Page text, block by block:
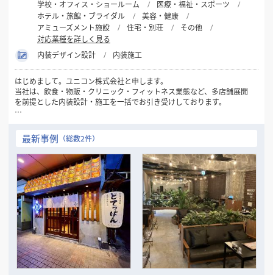
学校・オフィス・ショールーム
医療・福祉・スポーツ
ホテル・旅館・ブライダル
美容・健康
アミューズメント施設
住宅・別荘
その他
対応業種を詳しく見る
内装デザイン設計
内装施工
はじめまして。ユニコン株式会社と申します。
当社は、飲食・物販・クリニック・フィットネス業態など、多店舗展開
を前提とした内装設計・施工を一括でお引き受けしております。
「標準化 × コスト最適化 × スピード」をバランス良く実現できるのが
当社の強みです。
VE（バリューエンジニアリング）提案を通じて、コストを抑えながらも
ブランドの世界観を保った施工を実現。夜間・短納期・遠方対応も可能
です。
現在、全国エリアでのスポット案件・継続支援体制の構築も進めてお
り、信頼関係を重視したパートナーシップ型の対応を行っております。
出店拡大や施設リブランディングをお考えの企業様の右腕として、
**「現場を理解した提案ができる内装会社」**としてぜひご検討くださ
い。
まずは御社のご意向・条件をヒアリングさせていただけましたら幸いで
す。
最新事例 （総数2件）